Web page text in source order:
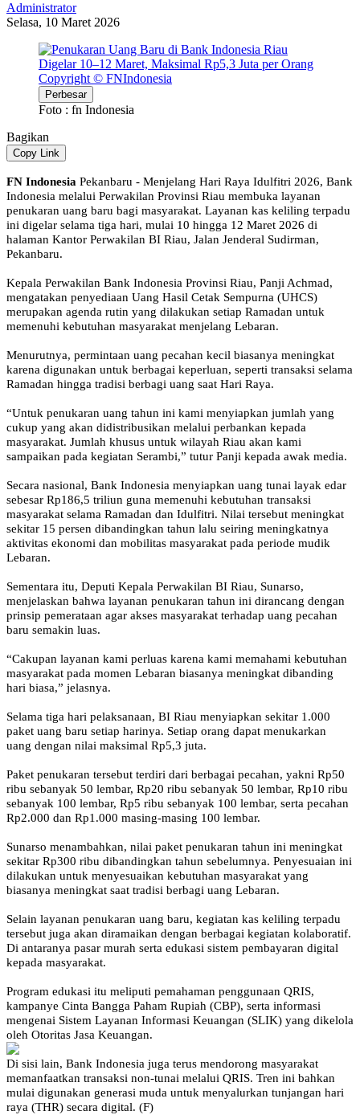
Administrator
Selasa, 10 Maret 2026
Copyright © FNIndonesia
Perbesar
Foto : fn Indonesia
Bagikan
Copy Link
FN Indonesia Pekanbaru - Menjelang Hari Raya Idulfitri 2026, Bank
Indonesia melalui Perwakilan Provinsi Riau membuka layanan
penukaran uang baru bagi masyarakat. Layanan kas keliling terpadu
ini digelar selama tiga hari, mulai 10 hingga 12 Maret 2026 di
halaman Kantor Perwakilan BI Riau, Jalan Jenderal Sudirman,
Pekanbaru.
Kepala Perwakilan Bank Indonesia Provinsi Riau, Panji Achmad,
mengatakan penyediaan Uang Hasil Cetak Sempurna (UHCS)
merupakan agenda rutin yang dilakukan setiap Ramadan untuk
memenuhi kebutuhan masyarakat menjelang Lebaran.
Menurutnya, permintaan uang pecahan kecil biasanya meningkat
karena digunakan untuk berbagai keperluan, seperti transaksi selama
Ramadan hingga tradisi berbagi uang saat Hari Raya.
“Untuk penukaran uang tahun ini kami menyiapkan jumlah yang
cukup yang akan didistribusikan melalui perbankan kepada
masyarakat. Jumlah khusus untuk wilayah Riau akan kami
sampaikan pada kegiatan Serambi,” tutur Panji kepada awak media.
Secara nasional, Bank Indonesia menyiapkan uang tunai layak edar
sebesar Rp186,5 triliun guna memenuhi kebutuhan transaksi
masyarakat selama Ramadan dan Idulfitri. Nilai tersebut meningkat
sekitar 15 persen dibandingkan tahun lalu seiring meningkatnya
aktivitas ekonomi dan mobilitas masyarakat pada periode mudik
Lebaran.
Sementara itu, Deputi Kepala Perwakilan BI Riau, Sunarso,
menjelaskan bahwa layanan penukaran tahun ini dirancang dengan
prinsip pemerataan agar akses masyarakat terhadap uang pecahan
baru semakin luas.
“Cakupan layanan kami perluas karena kami memahami kebutuhan
masyarakat pada momen Lebaran biasanya meningkat dibanding
hari biasa,” jelasnya.
Selama tiga hari pelaksanaan, BI Riau menyiapkan sekitar 1.000
paket uang baru setiap harinya. Setiap orang dapat menukarkan
uang dengan nilai maksimal Rp5,3 juta.
Paket penukaran tersebut terdiri dari berbagai pecahan, yakni Rp50
ribu sebanyak 50 lembar, Rp20 ribu sebanyak 50 lembar, Rp10 ribu
sebanyak 100 lembar, Rp5 ribu sebanyak 100 lembar, serta pecahan
Rp2.000 dan Rp1.000 masing-masing 100 lembar.
Sunarso menambahkan, nilai paket penukaran tahun ini meningkat
sekitar Rp300 ribu dibandingkan tahun sebelumnya. Penyesuaian ini
dilakukan untuk menyesuaikan kebutuhan masyarakat yang
biasanya meningkat saat tradisi berbagi uang Lebaran.
Selain layanan penukaran uang baru, kegiatan kas keliling terpadu
tersebut juga akan diramaikan dengan berbagai kegiatan kolaboratif.
Di antaranya pasar murah serta edukasi sistem pembayaran digital
kepada masyarakat.
Program edukasi itu meliputi pemahaman penggunaan QRIS,
kampanye Cinta Bangga Paham Rupiah (CBP), serta informasi
mengenai Sistem Layanan Informasi Keuangan (SLIK) yang dikelola
oleh Otoritas Jasa Keuangan.
Di sisi lain, Bank Indonesia juga terus mendorong masyarakat
memanfaatkan transaksi non-tunai melalui QRIS. Tren ini bahkan
mulai digunakan generasi muda untuk menyalurkan tunjangan hari
raya (THR) secara digital. (F)